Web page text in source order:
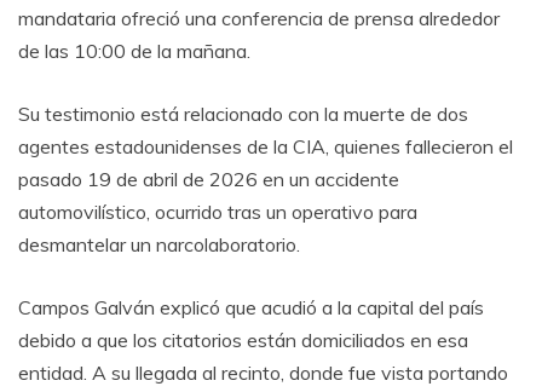
mandataria ofreció una conferencia de prensa alrededor
de las 10:00 de la mañana.
Su testimonio está relacionado con la muerte de dos
agentes estadounidenses de la CIA, quienes fallecieron el
pasado 19 de abril de 2026 en un accidente
automovilístico, ocurrido tras un operativo para
desmantelar un narcolaboratorio.
Campos Galván explicó que acudió a la capital del país
debido a que los citatorios están domiciliados en esa
entidad. A su llegada al recinto, donde fue vista portando